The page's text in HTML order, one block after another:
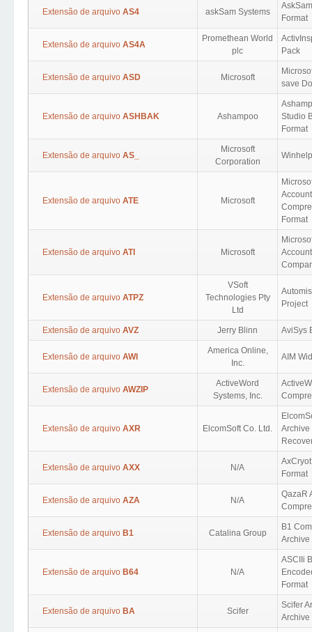
Extensão de arquivo AS4 askSam Systems
Format
Extensão de arquivo AS4A
Promethean World
plc
Pack
Extensão de arquivo ASD Microsoft
save
Extensão de arquivo ASHBAK Ashampoo
Studio
Format
Extensão de arquivo AS_
Microsoft
Corporation
Extensão de arquivo ATE Microsoft
Format
Extensão de arquivo ATI Microsoft
Extensão de arquivo ATPZ
VSoft
Technologies Pty
Ltd
Project
Extensão de arquivo AVZ Jerry Blinn AviSys
Extensão de arquivo AWI
America Online,
Inc.
AIM
Extensão de arquivo AWZIP
ActiveWord
Systems, Inc.
Extensão de arquivo AXR ElcomSoft Co. Ltd.
Archive
Extensão de arquivo AXX N/A
Format
Extensão de arquivo AZA N/A
QazaR
Extensão de arquivo B1 Catalina Group
B1
Archive
Extensão de arquivo B64 N/A
ASCIIi
Format
Extensão de arquivo BA Scifer
Scifer
Archive